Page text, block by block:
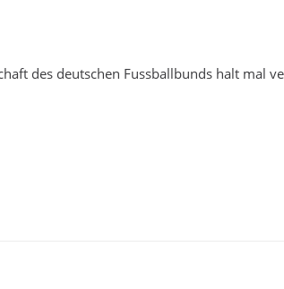
des deutschen Fussballbunds halt mal